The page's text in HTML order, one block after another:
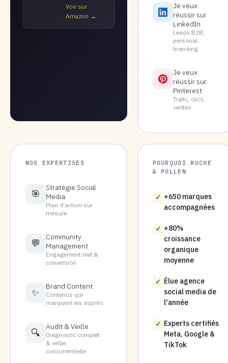
Voir sur
Amazon →
Je veux
réussir sur
LinkedIn
Leads B2B,
personal
branding
Je veux
réussir sur
Pinterest
Trafic, clics,
ventes
NOS EXPERTISES
🎯
Stratégie Social
Media
Plan d'action sur
mesure
💬
Community
Management
Engagement réel &
conversion
✨
Brand Content
Contenus qui
marquent les esprits
🔍
Audit & Veille
Diagnostic complet
& veille
concurrentielle
POURQUOI RUCHE
& POLLEN
✓ +650 marques
accompagnées
✓ +80%
croissance
organique
moyenne
✓ Élue agence
social media de
l'année
✓ Experts certifiés
Meta, Google &
TikTok